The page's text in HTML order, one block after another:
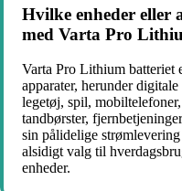
Hvilke enheder eller
med Varta Pro
Varta Pro Lithium batteriet
apparater, herunder
legetøj, spil,
tandbørster,
sin pålidelige
alsidigt valg til
enheder.